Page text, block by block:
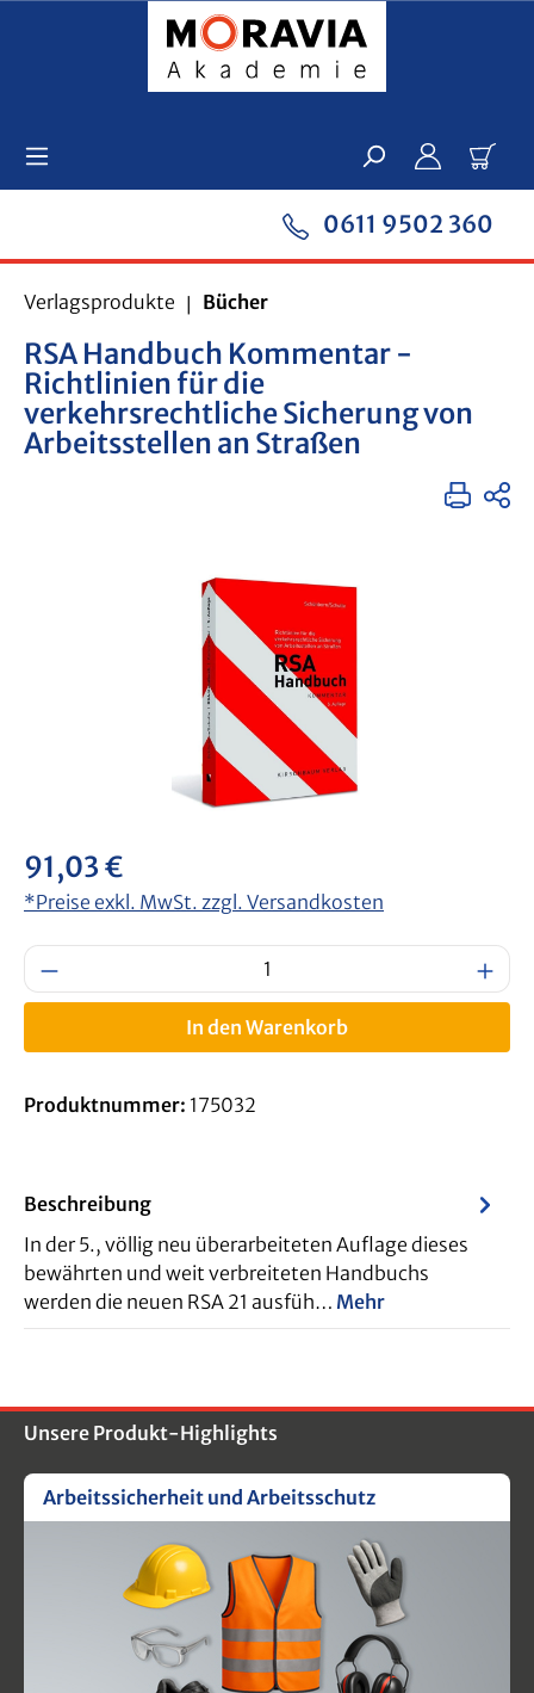
Zum Hauptinhalt springen
0611 9502 360
Verlagsprodukte Bücher
RSA Handbuch Kommentar -
Richtlinien für die
verkehrsrechtliche Sicherung von
Arbeitsstellen an Straßen
Bildergalerie überspringen
Regulärer Preis:
91,03 €
*Preise exkl. MwSt. zzgl. Versandkosten
Produkt Anzahl: Gib den gewünschten
In den Warenkorb
Produktnummer: 175032
Beschreibung
In der 5., völlig neu überarbeiteten Auflage dieses
bewährten und weit verbreiteten Handbuchs
werden die neuen RSA 21 ausfüh… Mehr
Unsere Produkt-Highlights
Arbeitssicherheit und Arbeitsschutz